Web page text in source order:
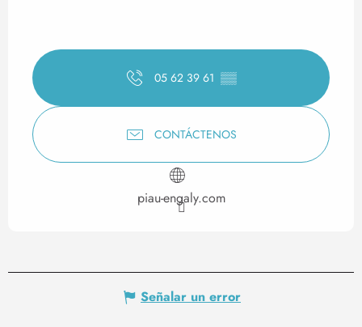
05 62 39 61 ▒▒
CONTÁCTENOS
piau-engaly.com
Señalar un error